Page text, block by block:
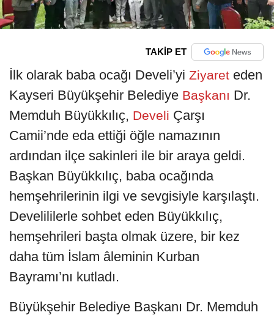
TAKİP ET
İlk olarak baba ocağı Develi’yi Ziyaret eden
Kayseri Büyükşehir Belediye Başkanı Dr.
Memduh Büyükkılıç, Develi Çarşı
Camii’nde eda ettiği öğle namazının
ardından ilçe sakinleri ile bir araya geldi.
Başkan Büyükkılıç, baba ocağında
hemşehrilerinin ilgi ve sevgisiyle karşılaştı.
Develililerle sohbet eden Büyükkılıç,
hemşehrileri başta olmak üzere, bir kez
daha tüm İslam âleminin Kurban
Bayramı’nı kutladı.
Büyükşehir Belediye Başkanı Dr. Memduh